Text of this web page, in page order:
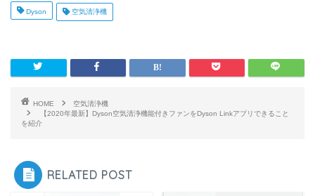
Dyson 空気清浄機
HOME
空気清浄機
【2020年最新】Dyson空気清浄機能付きファンをDyson Linkアプリできること
を紹介
RELATED POST